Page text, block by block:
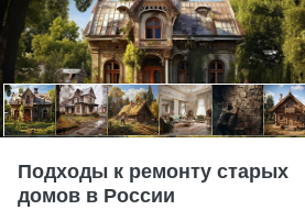
Подходы к ремонту старых
домов в России